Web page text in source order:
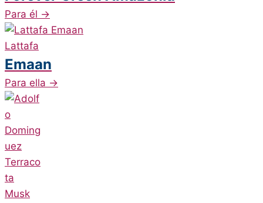
Para él →
Lattafa
Emaan
Para ella →